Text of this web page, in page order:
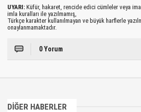
UYARI: Küfür, hakaret, rencide edici cümleler veya
imla kuralları ile yazılmamış,
Türkçe karakter kullanılmayan ve büyük harflerle
onaylanmamaktadır.
0 Yorum
DİĞER HABERLER